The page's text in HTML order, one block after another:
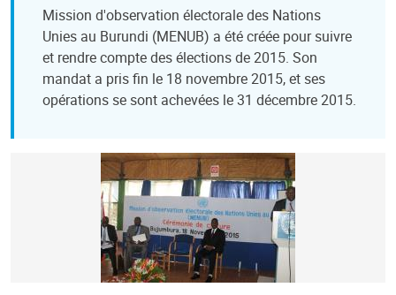
Mission d'observation électorale des Nations
Unies au Burundi (MENUB) a été créée pour suivre
et rendre compte des élections de 2015. Son
mandat a pris fin le 18 novembre 2015, et ses
opérations se sont achevées le 31 décembre 2015.